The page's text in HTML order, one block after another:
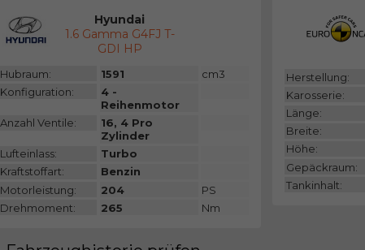
Hyundai
1.6 Gamma G4FJ T-
GDI HP
Hubraum: 1591
cm3
Konfiguration:
4 -
Reihenmotor
Anzahl Ventile:
16, 4 Pro
Zylinder
Lufteinlass:
Turbo
Kraftstoffart:
Benzin
Motorleistung:
204
PS
Drehmoment:
265 Nm
Herstellung:
Karosserie:
Länge:
Breite:
Höhe:
Gepäckraum:
Tankinhalt: